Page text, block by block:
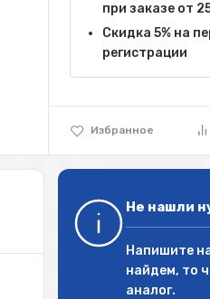
Избранное
при заказе от
Скидка 5% на
регистрации
Не нашли
Напишите
найдем, то
аналог.